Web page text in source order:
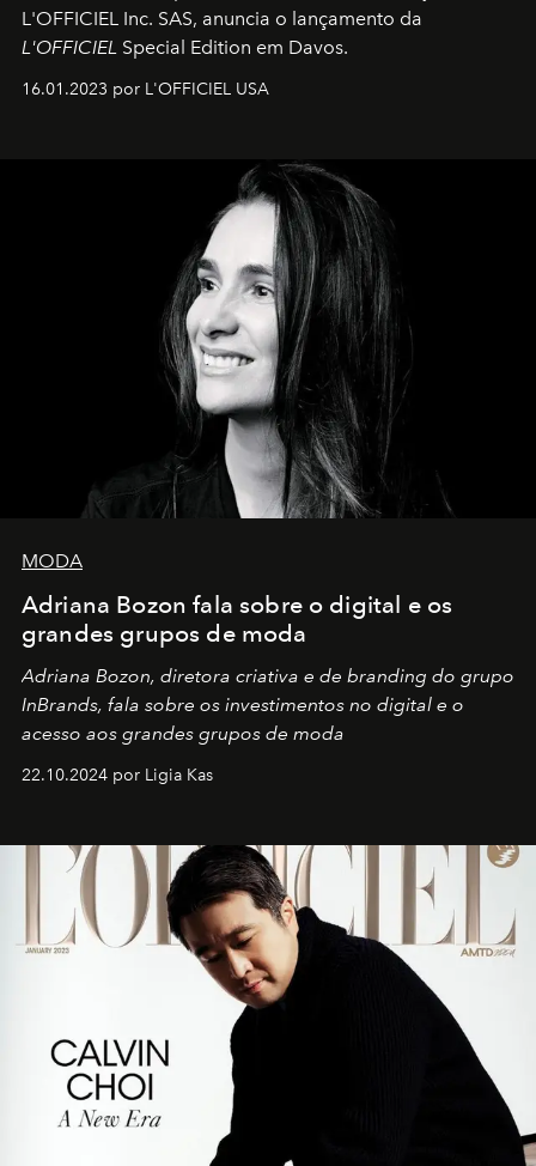
L'OFFICIEL Inc. SAS, anuncia o lançamento da
L'OFFICIEL Special Edition em Davos.
16.01.2023 por L'OFFICIEL USA
MODA
Adriana Bozon fala sobre o digital e os
grandes grupos de moda
Adriana Bozon, diretora criativa e de branding do grupo
InBrands, fala sobre os investimentos no digital e o
acesso aos grandes grupos de moda
22.10.2024 por Ligia Kas